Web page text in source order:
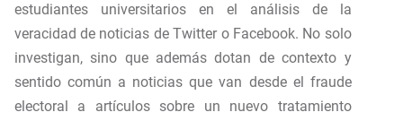
estudiantes universitarios en el análisis de la
veracidad de noticias de Twitter o Facebook. No solo
investigan, sino que además dotan de contexto y
sentido común a noticias que van desde el fraude
electoral a artículos sobre un nuevo tratamiento